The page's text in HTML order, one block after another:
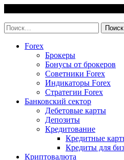
content
Найти:
Forex
Брокеры
Бонусы от брокеров
Советники Forex
Индикаторы Forex
Стратегии Forex
Банковский сектор
Дебетовые карты
Депозиты
Кредитование
Кредитные
Кредиты для
Криптовалюта